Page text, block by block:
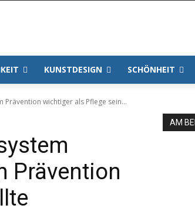
KUNSTDESIGN SCHÖNHEIT
wichtiger als Pflege sein...
Prävention
AM